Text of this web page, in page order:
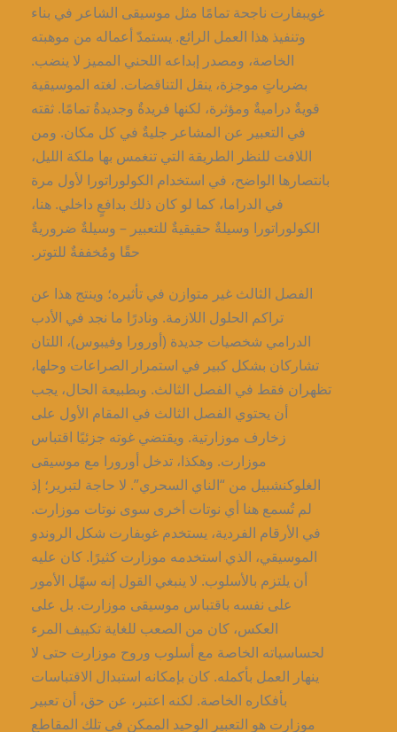
غويبفارت ناجحة تمامًا مثل موسيقى الشاعر في بناء
وتنفيذ هذا العمل الرائع. يستمدّ أعماله من موهبته
الخاصة، ومصدر إبداعه اللحني المميز لا ينضب.
بضرباتٍ موجزة، ينقل التناقضات. لغته الموسيقية
قويةٌ دراميةٌ ومؤثرة، لكنها فريدةٌ وجديدةٌ تمامًا. ثقته
في التعبير عن المشاعر جليةٌ في كل مكان. ومن
اللافت للنظر الطريقة التي تنغمس بها ملكة الليل،
بانتصارها الواضح، في استخدام الكولوراتورا لأول مرة
في الدراما، كما لو كان ذلك بدافعٍ داخلي. هنا،
الكولوراتورا وسيلةٌ حقيقيةٌ للتعبير – وسيلةٌ ضروريةٌ
حقًا ومُخففةٌ للتوتر.
الفصل الثالث غير متوازن في تأثيره؛ وينتج هذا عن
تراكم الحلول اللازمة. ونادرًا ما نجد في الأدب
الدرامي شخصيات جديدة (أورورا وفيبوس)، اللتان
تشاركان بشكل كبير في استمرار الصراعات وحلها،
تظهران فقط في الفصل الثالث. وبطبيعة الحال، يجب
أن يحتوي الفصل الثالث في المقام الأول على
زخارف موزارتية. ويقتضي غوته جزئيًا اقتباس
موزارت. وهكذا، تدخل أورورا مع موسيقى
الغلوكنشبيل من “الناي السحري”. لا حاجة لتبرير؛ إذ
لم تُسمع هنا أي نوتات أخرى سوى نوتات موزارت.
في الأرقام الفردية، يستخدم غوبفارت شكل الروندو
الموسيقي، الذي استخدمه موزارت كثيرًا. كان عليه
أن يلتزم بالأسلوب. لا ينبغي القول إنه سهّل الأمور
على نفسه باقتباس موسيقى موزارت. بل على
العكس، كان من الصعب للغاية تكييف المرء
لحساسياته الخاصة مع أسلوب وروح موزارت حتى لا
ينهار العمل بأكمله. كان بإمكانه استبدال الاقتباسات
بأفكاره الخاصة. لكنه اعتبر، عن حق، أن تعبير
موزارت هو التعبير الوحيد الممكن في تلك المقاطع